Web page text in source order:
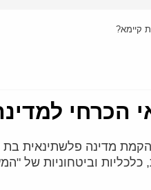
קיימא?
הכרחי
מדינה פלשתינאית בת
וביטחוניות של